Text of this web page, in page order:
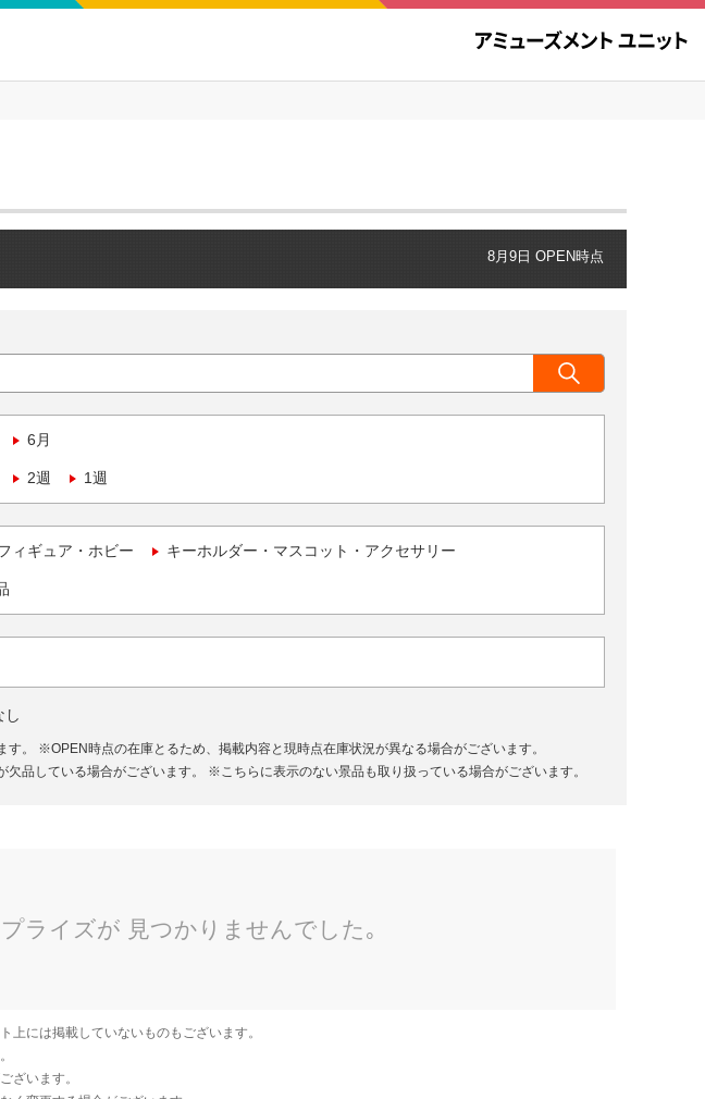
8月9日 OPEN時点
6月
2週 1週
ィギュア・ホビー キーホルダー・マスコット・アクセサリー
し
。
※OPEN時点の在庫とるため、掲載内容と現時点在庫状況が異なる場合がございます。
品している場合がございます。
※こちらに表示のない景品も取り扱っている場合がございます。